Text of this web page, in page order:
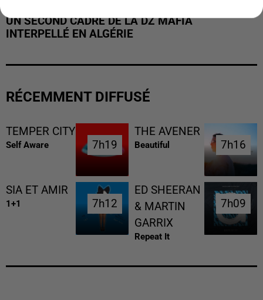
UN SECOND CADRE DE LA DZ MAFIA
INTERPELLÉ EN ALGÉRIE
RÉCEMMENT DIFFUSÉ
TEMPER CITY
Self Aware 7h19
7h19
THE AVENER
Beautiful 7h16
7h16
SIA ET AMIR
1+1 7h12
7h12
ED SHEERAN
& MARTIN
GARRIX
Repeat It
7h09
7h09